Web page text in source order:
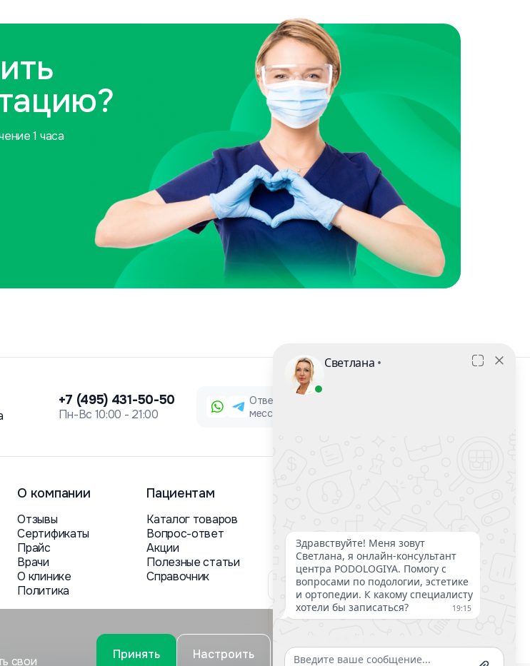
1 часа
+7 (495) 431-50-50
Пн-Вс 10:00 - 21:00
Отвечаем в
мессенджерах
О компании
Отзывы
Сертификаты
Прайс
Врачи
О клинике
Политика
Пациентам
Каталог товаров
Вопрос-ответ
Акции
Полезные статьи
Справочник
свои Принять Настроить